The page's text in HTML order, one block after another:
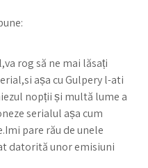
rog să ne mai lăsați
așa cu Gulpery l-ati
nopții și multă lume a
serialul așa cum
pare rău de unele
datorită unor emisiuni